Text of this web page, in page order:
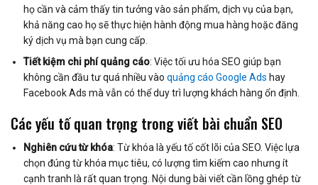
họ cần và cảm thấy tin tưởng vào sản phẩm, dịch vụ của bạn,
khả năng cao họ sẽ thực hiện hành động mua hàng hoặc đăng
ký dịch vụ mà bạn cung cấp.
Tiết kiệm chi phí quảng cáo: Việc tối ưu hóa SEO giúp bạn
không cần đầu tư quá nhiều vàoquảng cáo Google Ads hay
Facebook Ads mà vẫn có thể duy trì lượng khách hàng ổn định.
Các yếu tố quan trọng trong viết bài chuẩn SEO
Nghiên cứu từ khóa: Từ khóa là yếu tố cốt lõi của SEO. Việc lựa
chọn đúng từ khóa mục tiêu, có lượng tìm kiếm cao nhưng ít
cạnh tranh là rất quan trọng. Nội dung bài viết cần lồng ghép từ